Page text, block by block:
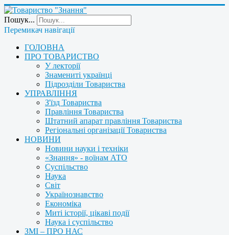
Пошук...
Перемикач навігації
ГОЛОВНА
ПРО ТОВАРИСТВО
У лекторії
Знамениті українці
Підрозділи Товариства
УПРАВЛІННЯ
З'їзд Товариства
Правління Товариства
Штатний апарат правління Товариства
Регіональні організації Товариства
НОВИНИ
Новини науки і техніки
«Знання» - воїнам АТО
Суспільство
Наука
Світ
Українознавство
Економіка
Миті історії, цікаві події
Наука і суспільство
ЗМІ – ПРО НАС